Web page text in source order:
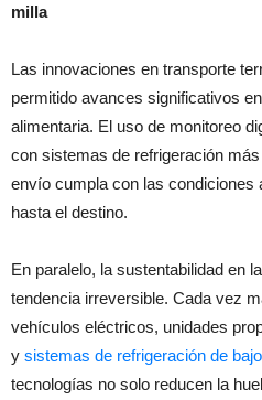
milla
Las innovaciones en transporte
permitido avances significativos
alimentaria. El uso de monitoreo
con sistemas de refrigeración
envío cumpla con las condiciones
hasta el destino.
En paralelo, la sustentabilidad en
tendencia irreversible. Cada vez
vehículos eléctricos, unidades
y sistemas de refrigeración de
tecnologías no solo reducen la